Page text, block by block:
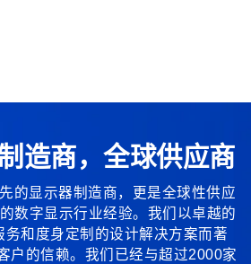
造商，全球供应商
的显示器制造商，更是全球性供应
数字显示行业经验。我们以卓越的
务和度身定制的设计解决方案而著
户的信赖。我们已经与超过2000家